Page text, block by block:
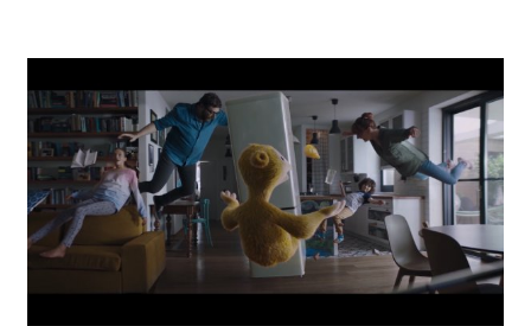
Smartbanking App